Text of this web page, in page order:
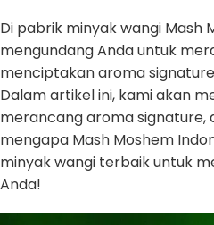
Di pabrik minyak wangi Mash
mengundang Anda untuk
menciptakan aroma
Dalam artikel ini, kami akan
merancang aroma signature,
mengapa Mash Moshem
minyak wangi terbaik untuk
Anda!